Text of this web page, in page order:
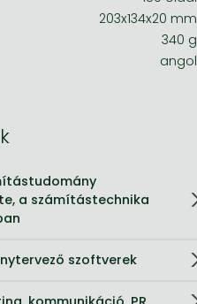
203x134x20 mm
340 g
angol
a számítástechnika
szoftverek